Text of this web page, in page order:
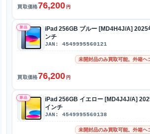
買取価格76,200 円
新品
iPad 256GB ブルー [MD4H4J/A] 2025
ンチ
JAN: 4549995560121
未開封品のみ買取可能。外箱ヘ
買取価格76,200 円
新品
iPad 256GB イエロー [MD4J4J/A]
インチ
JAN: 4549995560138
未開封品のみ買取可能。外箱ヘ